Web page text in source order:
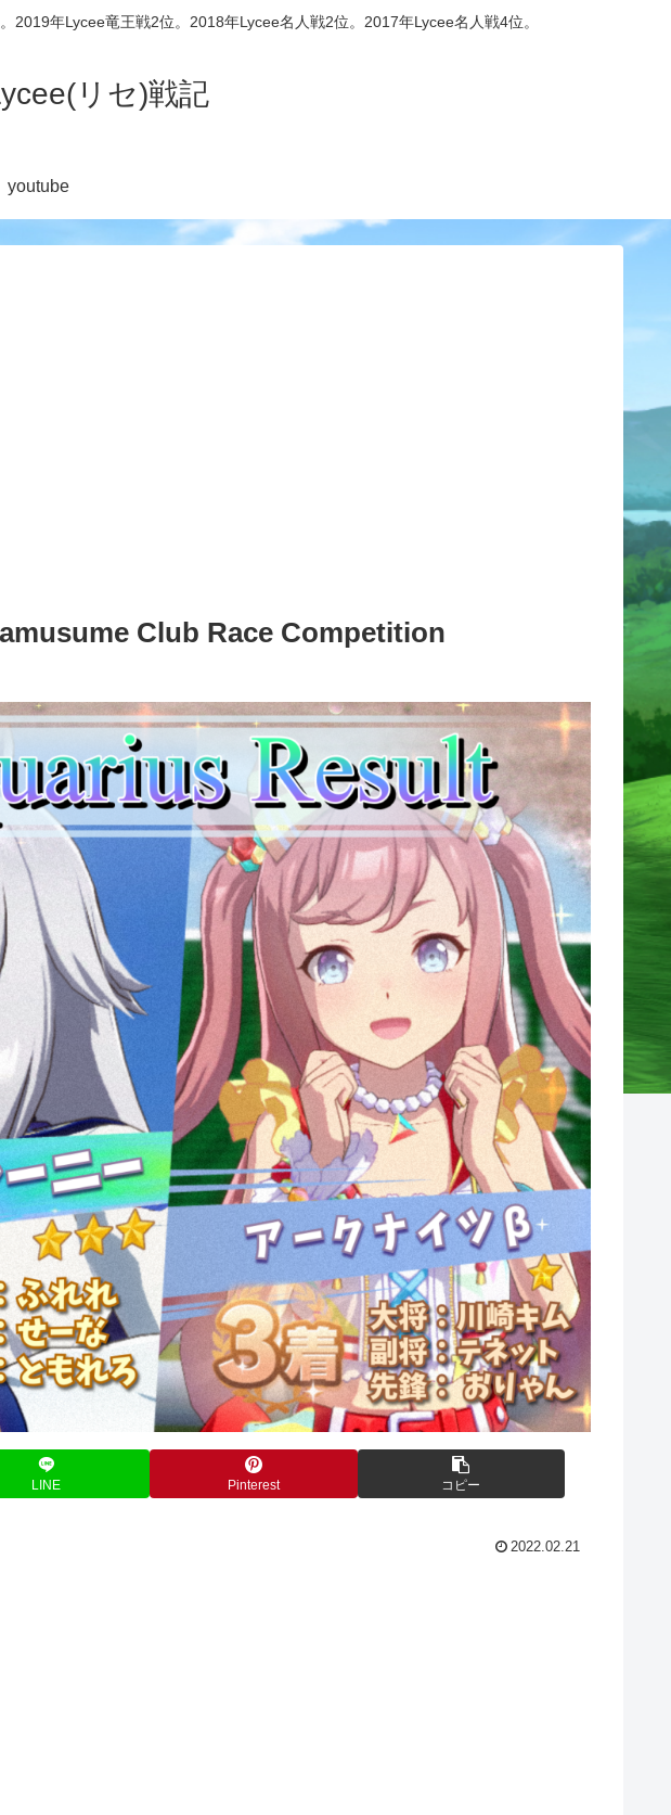
年Lycee竜王戦2位。2018年Lycee名人戦2位。2017年Lycee名人戦4位。
リセ)戦記
youtube
Club Race Competition
LINE Pinterest コピー
2022.02.21